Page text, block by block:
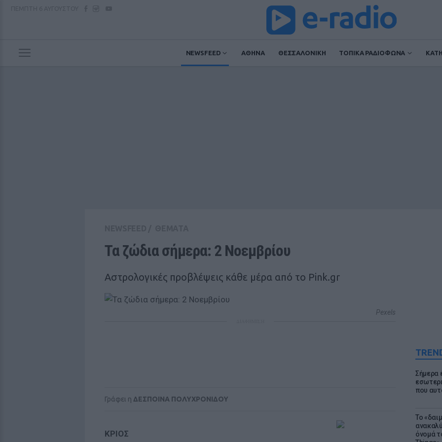
NEWSFEED ΑΘΗΝΑ ΘΕΣΣΑΛΟΝΙΚΗ ΤΟΠΙΚΑ ΡΑΔΙΟΦΩΝΑ
Σήμερα
που
Το
όνομά
Τα ζώδια σήμερα: 2 Noεμβρίου
Αστρολογικές προβλέψεις κάθε μέρα από το Pink.gr
Pexels
Γράφει η ΔΕΣΠΟΙΝΑ ΠΟΛΥΧΡΟΝΙΔΟΥ
ΚΡΙΟΣ